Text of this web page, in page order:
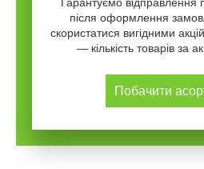
після оформлення
скористатися вигідними
— кількість товарів за
Побачити